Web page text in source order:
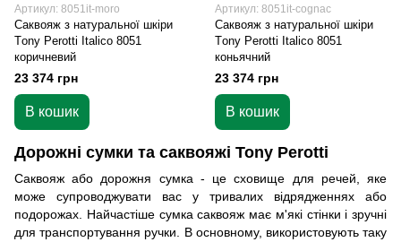
Артикул: 8051it-moro
Саквояж з натуральної шкіри
Тony Perotti Italico 8051
коричневий
23 374 грн
В кошик
Артикул: 8051it-cognac
Саквояж з натуральної шкіри
Тony Perotti Italico 8051
коньячний
23 374 грн
В кошик
Дорожні сумки та саквояжі Tony Perotti
Саквояж або дорожня сумка - це сховище для речей, яке
може супроводжувати вас у тривалих відрядженнях або
подорожах. Найчастіше сумка саквояж має м'які стінки і зручні
для транспортування ручки. В основному, використовують таку